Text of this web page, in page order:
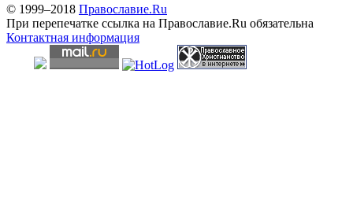
© 1999–2018 Православие.Ru
При перепечатке ссылка на Православие.Ru обязательна
Контактная информация